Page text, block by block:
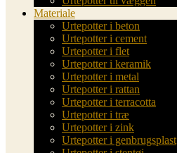
Materiale
Urtepotter i beton
Urtepotter i cement
Urtepotter i flet
Urtepotter i keramik
Urtepotter i metal
Urtepotter i rattan
Urtepotter i terracotta
Urtepotter i træ
Urtepotter i zink
Urtepotter i genbrugsplast